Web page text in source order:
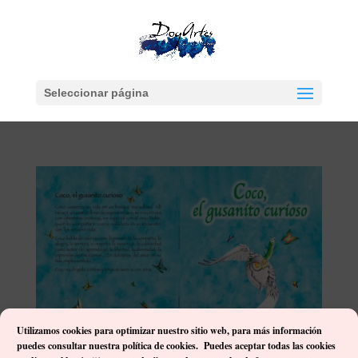
Utilizamos cookies para optimizar nuestro sitio web, para más información
puedes consultar nuestra política de cookies. Puedes aceptar todas las cookies
Seleccionar página